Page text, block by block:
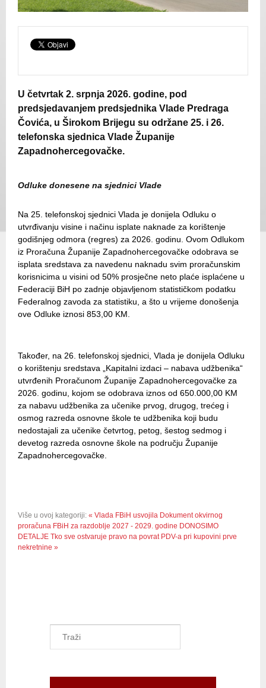
U četvrtak 2. srpnja 2026. godine, pod
predsjedavanjem predsjednika Vlade Predraga
Čovića, u Širokom Brijegu su održane 25. i 26.
telefonska sjednica Vlade Županije
Zapadnohercegovačke.
Odluke donesene na sjednici Vlade
Na 25. telefonskoj sjednici Vlada je donijela Odluku o
utvrđivanju visine i načinu isplate naknade za korištenje
godišnjeg odmora (regres) za 2026. godinu. Ovom Odlukom
iz Proračuna Županije Zapadnohercegovačke odobrava se
isplata sredstava za navedenu naknadu svim proračunskim
korisnicima u visini od 50% prosječne neto plaće isplaćene u
Federaciji BiH po zadnje objavljenom statističkom podatku
Federalnog zavoda za statistiku, a što u vrijeme donošenja
ove Odluke iznosi 853,00 KM.
Također, na 26. telefonskoj sjednici, Vlada je donijela Odluku
o korištenju sredstava „Kapitalni izdaci – nabava udžbenika“
utvrđenih Proračunom Županije Zapadnohercegovačke za
2026. godinu, kojom se odobrava iznos od 650.000,00 KM
za nabavu udžbenika za učenike prvog, drugog, trećeg i
osmog razreda osnovne škole te udžbenika koji budu
nedostajali za učenike četvrtog, petog, šestog sedmog i
devetog razreda osnovne škole na području Županije
Zapadnohercegovačke.
Više u ovoj kategoriji: « Vlada FBiH usvojila Dokument okvirnog
proračuna FBiH za razdoblje 2027 - 2029. godine DONOSIMO
DETALJE Tko sve ostvaruje pravo na povrat PDV-a pri kupovini prve
nekretnine »